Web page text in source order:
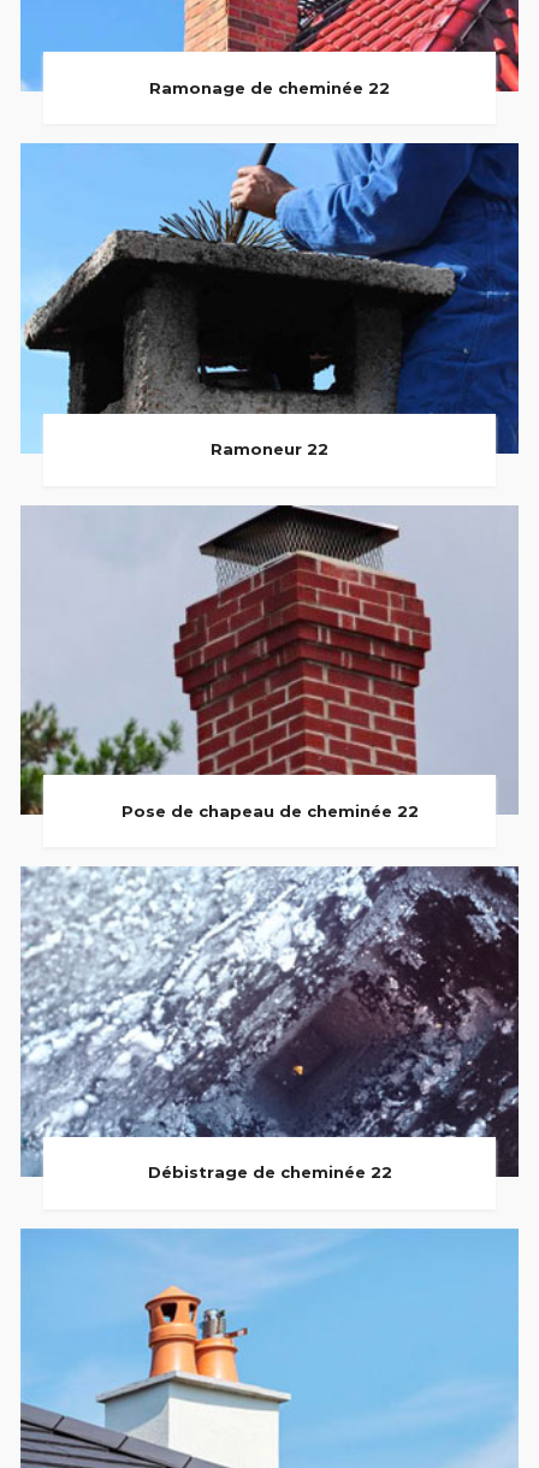
Ramonage de cheminée 22
Ramoneur 22
Pose de chapeau de cheminée 22
Débistrage de cheminée 22